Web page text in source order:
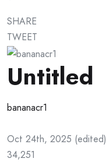
SHARE
TWEET
Untitled
bananacr1
Oct 24th, 2025 (edited)
34,251